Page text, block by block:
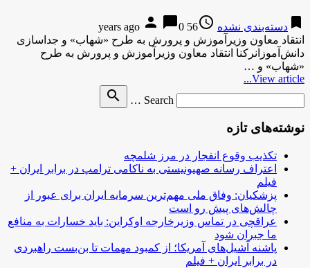
bookmark دسته‌بندی نشده access_time
56 years ago
person chat_bubble0
انتقاد معاون وزیرآموزش و پرورش به طرح «شهاب» و جداسازی
دانش‌آموزانرکنا انتقاد معاون وزیرآموزش و پرورش به طرح
«شهاب» و …
View article...
Search …
search
نوشته‌های تازه
تکذیب وقوع انفجار در مرز شلمچه
اعتراف رسانه صهیونیستی به ناکامی ترامپ در برابر ایران +
فیلم
پزشکیان: وفاق ملی مهم‌ترین سرمایه ایران برای عبور از
چالش‌های پیش رو است
عراقچی در تماس وزیرخارجه اوکراین: باید خسارات به منافع
ما جبران شود
پاشنه آشیل‌های آمریکا؛ از کمبود مهمات تا بن‌بست راهبردی
در برابر ایران + فیلم